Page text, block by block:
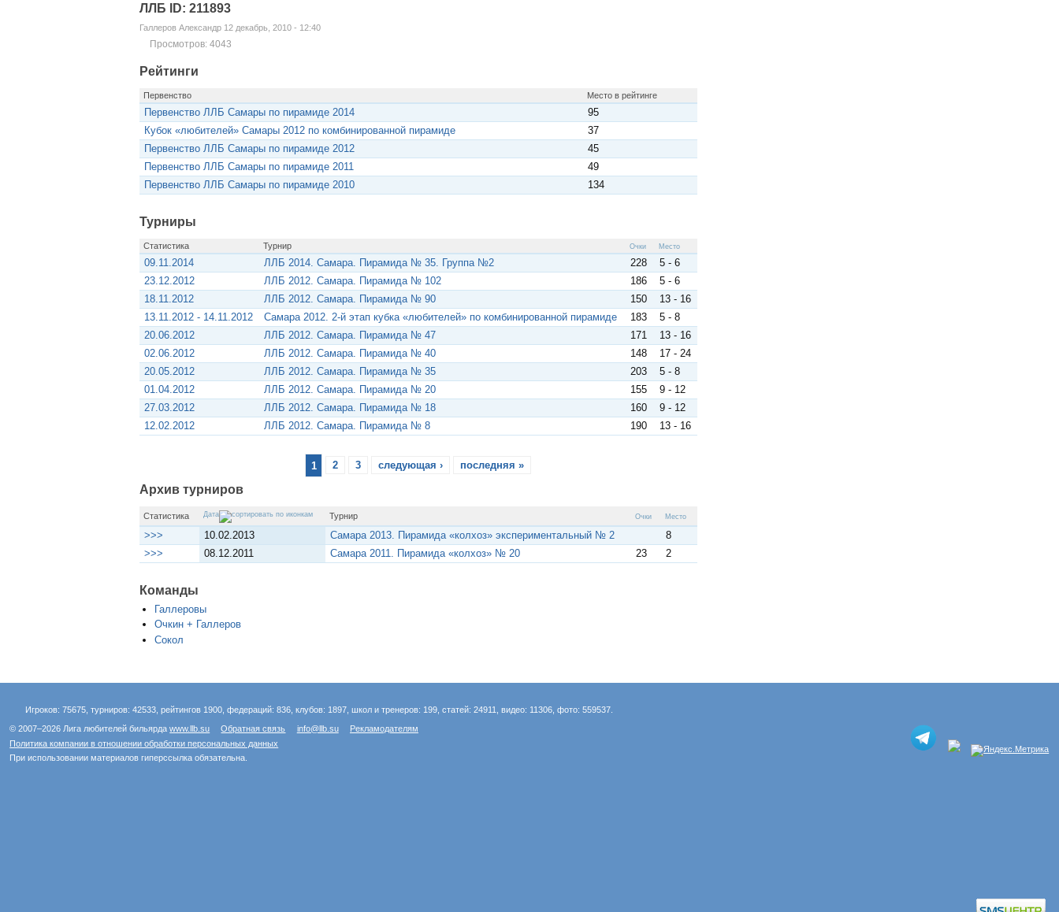
ЛЛБ ID: 211893
Галлеров Александр 12 декабрь, 2010 - 12:40
Просмотров: 4043
Рейтинги
Первенство Место в рейтинге
Первенство ЛЛБ Самары по пирамиде 2014
95
Кубок «любителей» Самары 2012 по комбинированной пирамиде
37
Первенство ЛЛБ Самары по пирамиде 2012
45
Первенство ЛЛБ Самары по пирамиде 2011
49
Первенство ЛЛБ Самары по пирамиде 2010
134
Турниры
Статистика Турнир Очки Место
09.11.2014 ЛЛБ 2014. Самара. Пирамида № 35. Группа №2 228
5 - 6
23.12.2012
ЛЛБ 2012. Самара. Пирамида № 102 186
5 - 6
18.11.2012
ЛЛБ 2012. Самара. Пирамида № 90 150
13 - 16
13.11.2012 - 14.11.2012
Самара 2012. 2-й этап кубка «любителей» по комбинированной пирамиде 183
5 - 8
20.06.2012
ЛЛБ 2012. Самара. Пирамида № 47 171
13 - 16
02.06.2012
ЛЛБ 2012. Самара. Пирамида № 40 148
17 - 24
20.05.2012
ЛЛБ 2012. Самара. Пирамида № 35 203
5 - 8
01.04.2012
ЛЛБ 2012. Самара. Пирамида № 20 155
9 - 12
27.03.2012
ЛЛБ 2012. Самара. Пирамида № 18 160
9 - 12
12.02.2012
ЛЛБ 2012. Самара. Пирамида № 8 190 13 - 16
1 2 3 следующая › последняя »
Архив турниров
Статистика Дата Турнир Очки Место
>>> 10.02.2013 Самара 2013. Пирамида «колхоз» экспериментальный № 2
8
>>>
08.12.2011 Самара 2011. Пирамида «колхоз» № 20 23 2
Команды
Галлеровы
Очкин + Галлеров
Сокол
Игроков: 75675, турниров: 42533, рейтингов 1900, федераций: 836, клубов: 1897, школ и тренеров: 199, статей: 24911, видео: 11306, фото: 559537.
© 2007–2026 Лига любителей бильярдаwww.llb.su Обратная связь info@llb.su
Рекламодателям
Политика компании в отношении обработки персональных данных
При использовании материалов гиперссылка обязательна.